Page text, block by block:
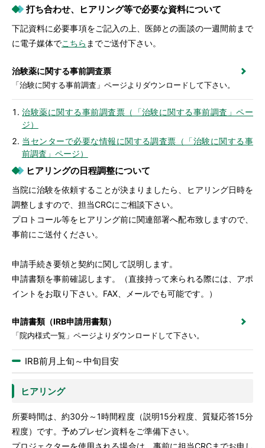
打ち合わせ、ヒアリング等で必要な資料について
下記資料に必要事項をご記入の上、医師との面談の一週間前まで
に電子媒体でこちら までご送付下さい。
治験薬に関する事前調査票
「治験に関する事前調査」ページよりダウンロードして下さい。
治験薬に関する事前調査票（「治験に関する事前調査」ペー
ジ）
当センターで必要な情報に関する調査票（「治験に関する事
前調査」ページ）
ヒアリングの日程調整について
当院に治験を依頼することが決まりましたら、ヒアリング日時を
調整しますので、担当CRCにご相談下さい。
プロトコール等をヒアリング前に関連部署へ配布致しますので、
事前にご送付ください。
申請手続き要領と契約に関して説明します。
申請書類を事前確認します。（直接持って来られる際には、アポ
イントをお取り下さい。FAX、メールでも可能です。）
申請書類（IRB申請用書類）
「院内様式一覧」ページよりダウンロードして下さい。
IRB前月上旬～中旬目安
ヒアリング
所要時間は、約30分～1時間程度（説明15分程度、質疑応答15分
程度）です。予めプレゼン資料をご準備下さい。
プロジェクターを使用される場合は、事前に担当CRCまでお申し